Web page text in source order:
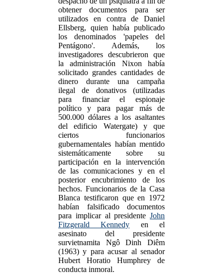
obtener documentos para ser
utilizados en contra de Daniel
Ellsberg, quien había publicado
los denominados 'papeles del
Pentágono'. Además, los
investigadores descubrieron que
la administración Nixon había
solicitado grandes cantidades de
dinero durante una campaña
ilegal de donativos (utilizadas
para financiar el espionaje
político y para pagar más de
500.000 dólares a los asaltantes
del edificio Watergate) y que
ciertos funcionarios
gubernamentales habían mentido
sistemáticamente sobre su
participación en la intervención
de las comunicaciones y en el
posterior encubrimiento de los
hechos. Funcionarios de la Casa
Blanca testificaron que en 1972
habían falsificado documentos
para implicar al presidente John
Fitzgerald Kennedy en el
asesinato del presidente
survietnamita Ngô Dinh Diêm
(1963) y para acusar al senador
Hubert Horatio Humphrey de
conducta inmoral.